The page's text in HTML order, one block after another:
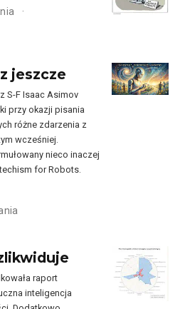
jeszcze
S-F Isaac Asimov
przy okazji pisania
różne zdarzenia z
wcześniej.
nieco inaczej
for Robots.
raport
inteligencja